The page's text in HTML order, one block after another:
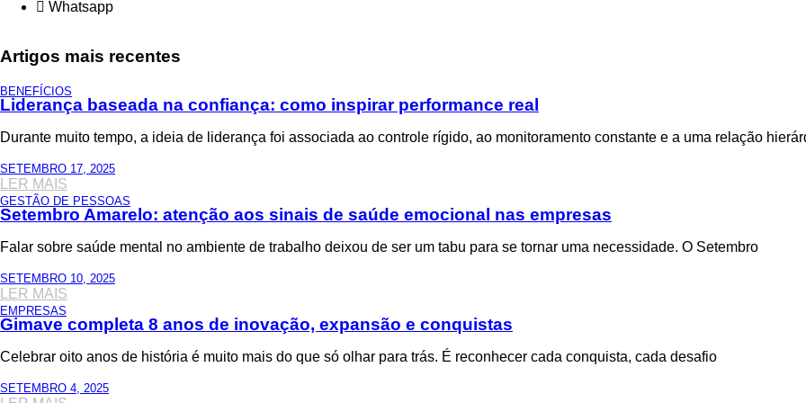
Whatsapp
Artigos mais recentes
BENEFÍCIOS
Liderança baseada na confiança: como inspirar performance real
Durante muito tempo, a ideia de liderança foi associada ao controle rígido, ao monitoramento constante e a uma relação
SETEMBRO 17, 2025
LER MAIS
GESTÃO DE PESSOAS
Setembro Amarelo: atenção aos sinais de saúde emocional nas empresas
Falar sobre saúde mental no ambiente de trabalho deixou de ser um tabu para se tornar uma necessidade. O Setembro
SETEMBRO 10, 2025
LER MAIS
EMPRESAS
Gimave completa 8 anos de inovação, expansão e conquistas
Celebrar oito anos de história é muito mais do que só olhar para trás. É reconhecer cada conquista, cada desafio
SETEMBRO 4, 2025